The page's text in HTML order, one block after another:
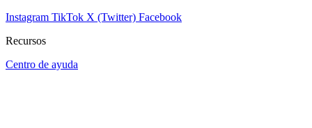
Instagram TikTok X (Twitter) Facebook
Recursos
Centro de ayuda